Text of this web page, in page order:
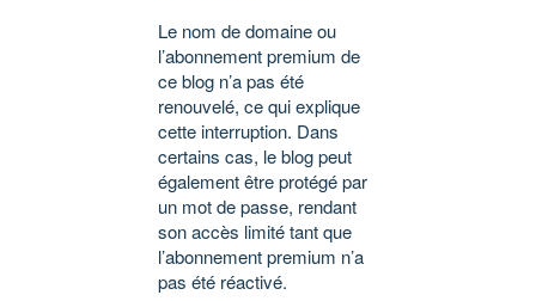
Le nom de domaine ou
l’abonnement premium de
ce blog n’a pas été
renouvelé, ce qui explique
cette interruption. Dans
certains cas, le blog peut
également être protégé par
un mot de passe, rendant
son accès limité tant que
l’abonnement premium n’a
pas été réactivé.